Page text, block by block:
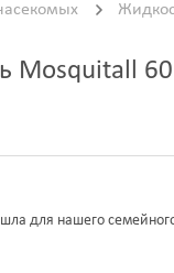
Mosquitall
для нашего